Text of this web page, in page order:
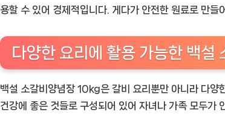
용할 수 있어 경제적입니다. 게다가 안전한 원료로 만들
다양한 요리에 활용 가능한 백설
백설 소갈비양념장 10kg은 갈비 요리뿐만 아니라 다양
건강에 좋은 것들로 구성되어 있어 자녀나 가족 모두가